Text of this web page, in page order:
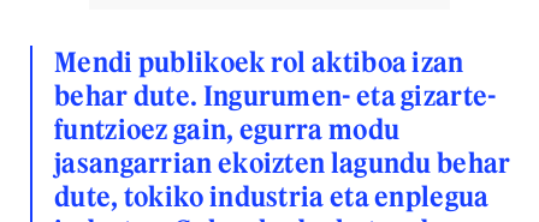
Mendi publikoek rol aktiboa izan
behar dute. Ingurumen- eta gizarte-
funtzioez gain, egurra modu
jasangarrian ekoizten lagundu behar
dute, tokiko industria eta enplegua